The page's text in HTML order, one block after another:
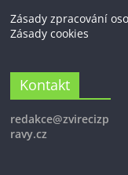
Zásady zpracování
Zásady cookies
Kontakt
redakce@zvirecizp
ravy.cz